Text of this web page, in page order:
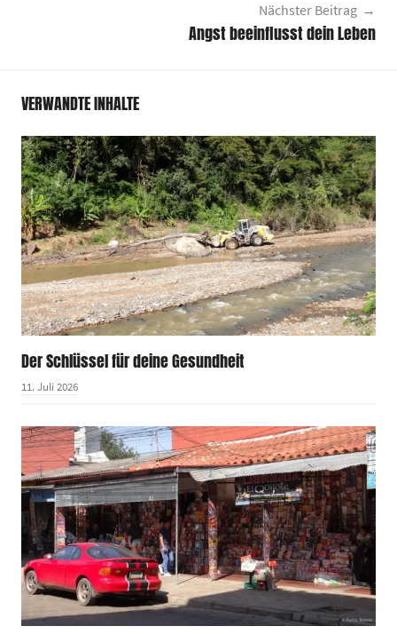
Nächster Beitrag
Angst beeinflusst dein Leben
VERWANDTE INHALTE
Der Schlüssel für deine Gesundheit
11. Juli 2026